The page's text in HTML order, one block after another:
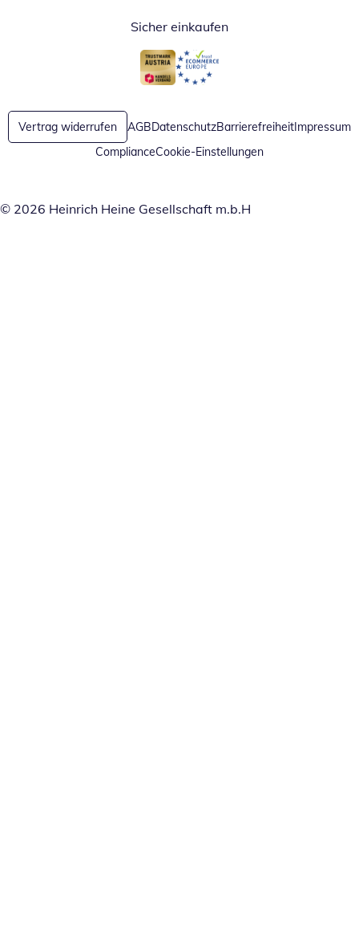
Sicher einkaufen
Öffnet in neuem Fenster
Öffnet in neuem Fenster
Vertrag widerrufen AGBDatenschutzBarrierefreiheitImpressum
ComplianceCookie-Einstellungen
© 2026 Heinrich Heine Gesellschaft m.b.H